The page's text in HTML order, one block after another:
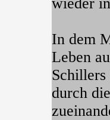
In dem
Leben
durch